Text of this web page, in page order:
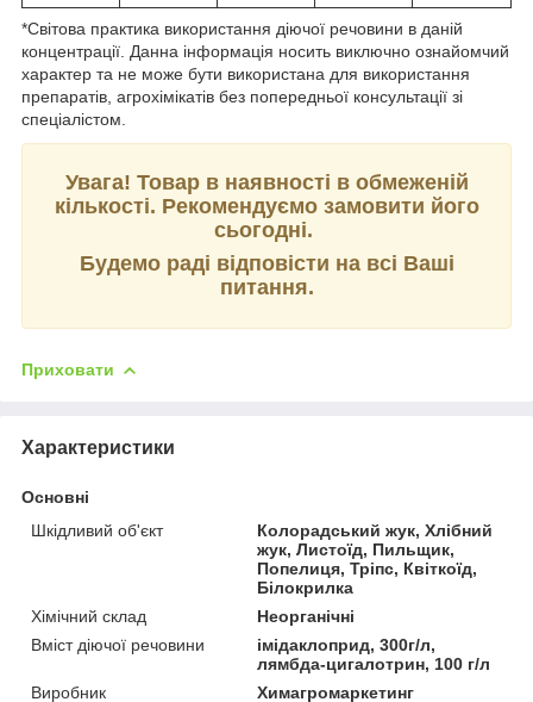
*Світова практика використання діючої речовини в даній
концентрації. Данна iнформацiя носить виключно ознайомчий
характер та не може бути використана для використання
препаратiв, агрохiмiкатiв без попередньої консультації зі
спеціалістом.
Увага! Товар в наявності в обмеженій
кількості. Рекомендуємо замовити його
сьогодні.
Будемо раді відповісти на всі Ваші
питання.
Приховати
Характеристики
Основні
Шкідливий об'єкт
Колорадський жук, Хлібний
жук, Листоїд, Пильщик,
Попелиця, Тріпс, Квіткоїд,
Білокрилка
Хімічний склад
Неорганічні
Вміст діючої речовини
імідаклоприд, 300г/л,
лямбда-цигалотрин, 100 г/л
Виробник
Химагромаркетинг